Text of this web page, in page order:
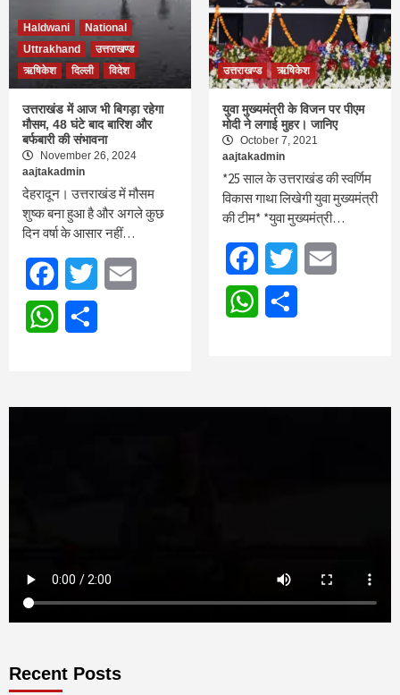
Haldwani
National
Uttrakhand
उत्तराखण्ड
ऋषिकेश
दिल्ली विदेश
उत्तराखंड में आज भी बिगड़ा रहेगा
मौसम, 48 घंटे बाद बारिश और
बर्फबारी की संभावना
November 26, 2024
aajtakadmin
देहरादून। उत्तराखंड में मौसम
शुष्क बना हुआ है और अगले कुछ
दिन वर्षा के आसार नहीं…
FacebookTwitter
WhatsApp
उत्तराखण्ड ऋषिकेश
युवा मुख्यमंत्री के विजन पर पीएम
मोदी ने लगाई मुहर। जानिए
October 7, 2021
aajtakadmin
*25 साल के उत्तराखंड की स्वर्णिम
विकास गाथा लिखेगी युवा मुख्यमंत्री
की टीम* *युवा मुख्यमंत्री…
FacebookTwitter
WhatsApp
Recent Posts